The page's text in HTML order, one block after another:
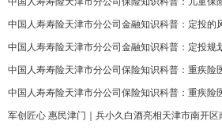
中国人寿寿险天津市分公司金融知识科普：定投的
中国人寿寿险天津市分公司金融知识科普：定投规
中国人寿寿险天津市分公司保险知识科普：重疾险
中国人寿寿险天津市分公司保险知识科普：重疾险
军创匠心 惠民津门｜兵小久白酒亮相天津市南开区